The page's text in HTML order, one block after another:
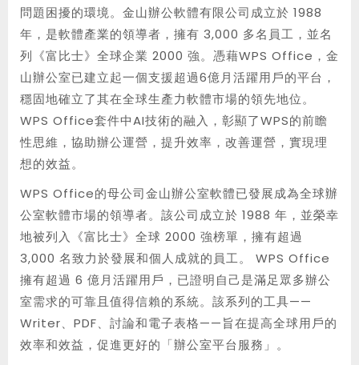
問題困擾的環境。金山辦公軟體有限公司成立於 1988
年，是軟體產業的領導者，擁有 3,000 多名員工，並名
列《富比士》全球企業 2000 強。憑藉WPS Office，金
山辦公室已建立起一個支援超過6億月活躍用戶的平台，
穩固地確立了其在全球生產力軟體市場的領先地位。
WPS Office套件中AI技術的融入，彰顯了WPS的前瞻
性思維，協助辦公運營，提升效率，改善運營，實現理
想的效益。
WPS Office的母公司金山辦公室軟體已發展成為全球辦
公室軟體市場的領導者。該公司成立於 1988 年，並榮幸
地被列入《富比士》全球 2000 強榜單，擁有超過
3,000 名致力於發展和個人成就的員工。 WPS Office
擁有超過 6 億月活躍用戶，已證明自己是滿足眾多辦公
室需求的可靠且值得信賴的系統。該系列的工具——
Writer、PDF、討論和電子表格——旨在提高全球用戶的
效率和效益，促進更好的「辦公室平台服務」。